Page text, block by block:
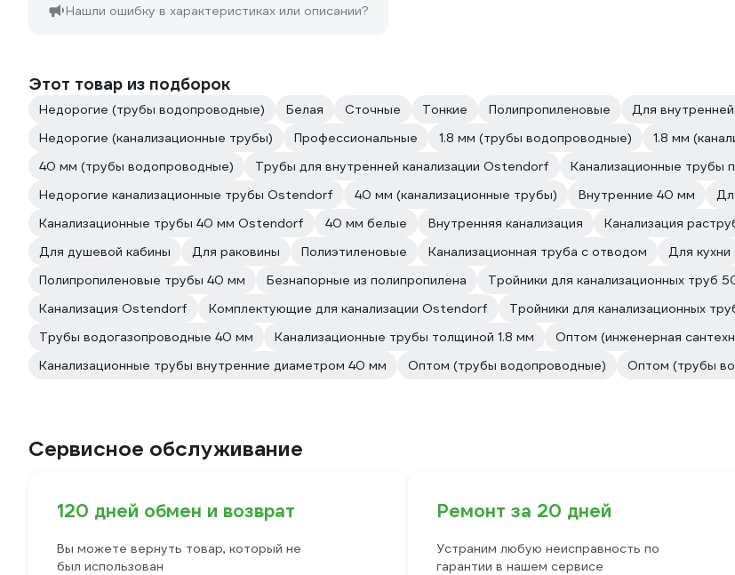
Нашли ошибку в характеристиках или описании?
Этот товар из подборок
Недорогие (трубы водопроводные) Белая Сточные Тонкие Полипропиленовые Для внутренней
Недорогие (канализационные трубы)
Профессиональные 1.8 мм (трубы водопроводные) 1.8 мм
40 мм (трубы водопроводные)
Трубы для внутренней канализации Ostendorf Канализационные трубы
Недорогие канализационные трубы Ostendorf
40 мм (канализационные трубы) Внутренние 40 мм
Канализационные трубы 40 мм Ostendorf
40 мм белые Внутренняя канализация Канализация
Для душевой кабины
Для раковины Полиэтиленовые Канализационная труба с отводом Для кухни
Полипропиленовые трубы 40 мм
Безнапорные из полипропилена Тройники для канализационных труб
Канализация Ostendorf
Комплектующие для канализации Ostendorf Тройники для канализационных
Трубы водогазопроводные 40 мм
Канализационные трубы толщиной 1.8 мм Оптом (инженерная
Канализационные трубы внутренние диаметром 40 мм
Оптом (трубы водопроводные) Оптом (трубы
Сервисное обслуживание
120 дней обмен и возврат
Вы можете вернуть товар, который не
был использован
Ремонт за 20 дней
Устраним любую неисправность по
гарантии в нашем сервисе